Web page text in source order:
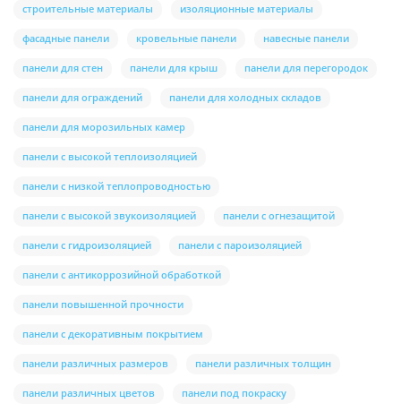
строительные материалы изоляционные материалы
фасадные панели кровельные панели навесные панели
панели для стен панели для крыш панели для перегородок
панели для ограждений панели для холодных складов
панели для морозильных камер
панели с высокой теплоизоляцией
панели с низкой теплопроводностью
панели с высокой звукоизоляцией панели с огнезащитой
панели с гидроизоляцией панели с пароизоляцией
панели с антикоррозийной обработкой
панели повышенной прочности
панели с декоративным покрытием
панели различных размеров панели различных толщин
панели различных цветов панели под покраску